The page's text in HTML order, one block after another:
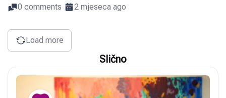
0 comments 2 mjeseca ago
Load more
Slično